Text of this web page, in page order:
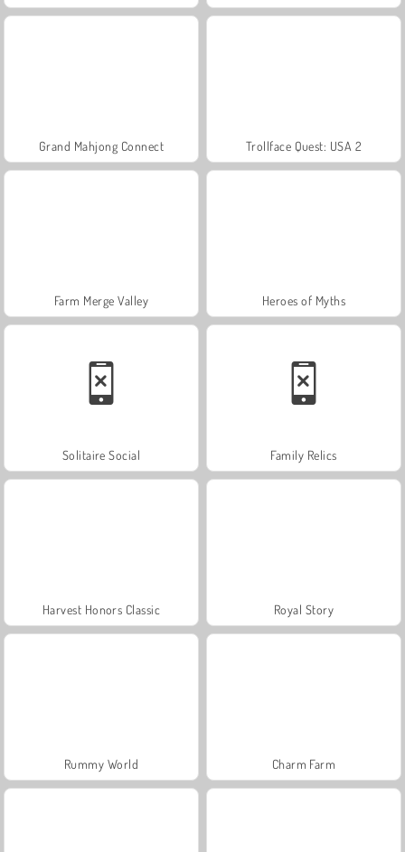
Grand Mahjong Connect Trollface Quest: USA 2
Farm Merge Valley Heroes of Myths
Solitaire Social Family Relics
Harvest Honors Classic Royal Story
Rummy World Charm Farm